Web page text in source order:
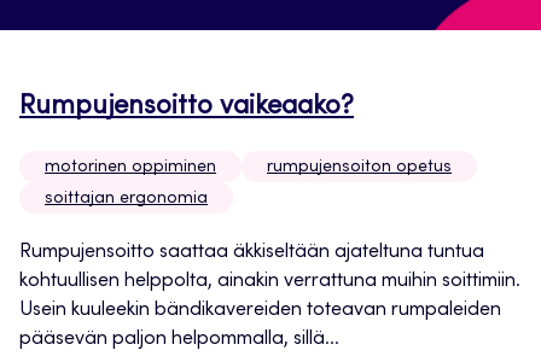
Rumpujensoitto vaikeaako?
motorinen oppiminen
rumpujensoiton opetus
soittajan ergonomia
Rumpujensoitto saattaa äkkiseltään ajateltuna tuntua
kohtuullisen helppolta, ainakin verrattuna muihin soittimiin.
Usein kuuleekin bändikavereiden toteavan rumpaleiden
pääsevän paljon helpommalla, sillä...